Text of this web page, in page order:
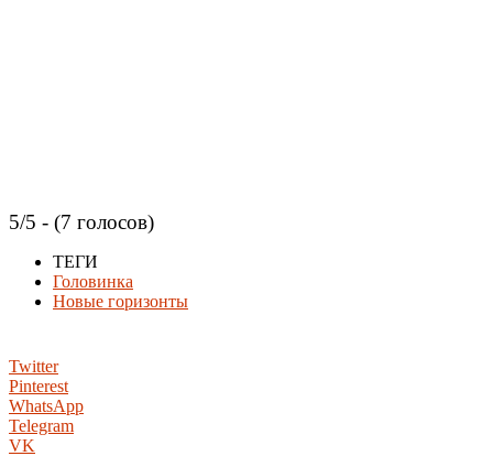
5/5 - (7 голосов)
ТЕГИ
Головинка
Новые горизонты
Twitter
Pinterest
WhatsApp
Telegram
VK